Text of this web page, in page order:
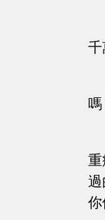
千
重
過
你